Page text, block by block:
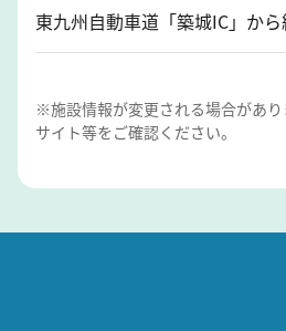
東九州自動車道「築城IC」か
※施設情報が変更される場合があ
サイト等をご確認ください。